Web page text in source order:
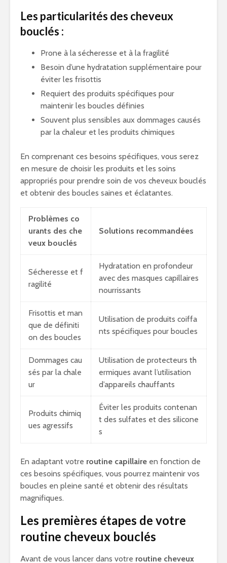
Les particularités des cheveux
bouclés :
Prone à la sécheresse et à la fragilité
Besoin d’une hydratation supplémentaire pour
éviter les frisottis
Requiert des produits spécifiques pour
maintenir les boucles définies
Souvent plus sensibles aux dommages causés
par la chaleur et les produits chimiques
En comprenant ces besoins spécifiques, vous serez
en mesure de choisir les produits et les soins
appropriés pour prendre soin de vos cheveux bouclés
et obtenir des boucles saines et éclatantes.
Problèmes co
urants des che
veux bouclés
Solutions recommandées
Sécheresse et f
ragilité
Hydratation en profondeur
avec des masques capillaires
nourrissants
Frisottis et man
que de définiti
on des boucles
Utilisation de produits coiffa
nts spécifiques pour boucles
Dommages cau
sés par la chale
ur
Utilisation de protecteurs th
ermiques avant l’utilisation
d’appareils chauffants
Produits chimiq
ues agressifs
Éviter les produits contenan
t des sulfates et des silicone
s
En adaptant votre routine capillaire en fonction de
ces besoins spécifiques, vous pourrez maintenir vos
boucles en pleine santé et obtenir des résultats
magnifiques.
Les premières étapes de votre
routine cheveux bouclés
Avant de vous lancer dans votre routine cheveux